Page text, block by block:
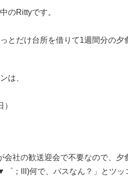
のRittyです。
とだけ台所を借りて1週間分の夕
は、
会社の歓送迎会で不要なので、夕
゜；lll)何で、パスなん？」とツッ